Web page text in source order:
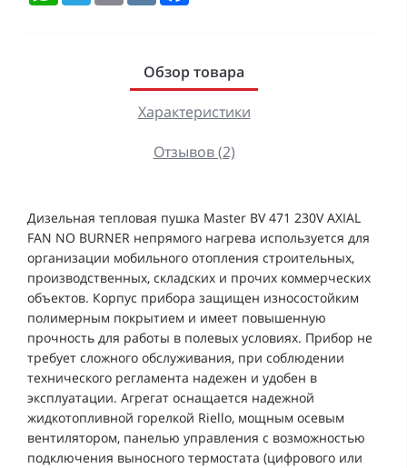
Обзор товара
Характеристики
Отзывов (2)
Дизельная тепловая пушка Master BV 471 230V AXIAL
FAN NO BURNER непрямого нагрева используется для
организации мобильного отопления строительных,
производственных, складских и прочих коммерческих
объектов. Корпус прибора защищен износостойким
полимерным покрытием и имеет повышенную
прочность для работы в полевых условиях. Прибор не
требует сложного обслуживания, при соблюдении
технического регламента надежен и удобен в
эксплуатации. Агрегат оснащается надежной
жидкотопливной горелкой Riello, мощным осевым
вентилятором, панелью управления с возможностью
подключения выносного термостата (цифрового или